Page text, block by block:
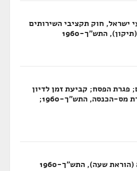
ישראל, חוק תקציבי השירותים
התש"ך-1960
פגרת הפסח; קביעת זמן לדיון
בחוק לתיקון פקודת מס-הכנסה, התש"ך-1960;
שעה), התש"ך-1960